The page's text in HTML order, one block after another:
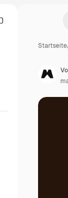
Startseite